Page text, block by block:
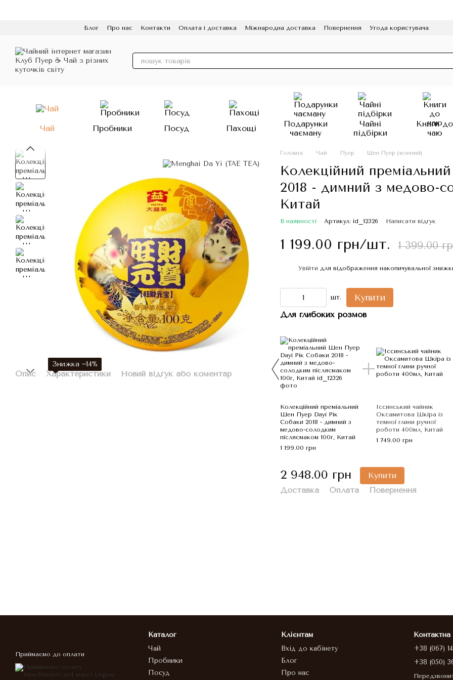
Блог Про нас Контакти Оплата і доставка Міжнародна доставка Повернення
Угода користувача
Чай Пробники Посуд Пахощі
Подарунки
чаєману
Чайні
підбірки
Книги до
чаю
Знижка −14%
Опис Характеристики Новий відгук або коментар
Головна Чай Пуер Шен Пуер (зелений)
Колекційний
2018 - димний з медово-
Китай
В наявності Артикул: id_12326 Написати відгук
1 199.00 грн/шт. 1 399.00
Увійти для відображення накопичувальної
шт. Купити
Для глибоких розмов
Колекційний преміальний
Шен Пуер Dayi Рік
Собаки 2018 - димний з
медово-солодким
післясмаком 100г, Китай
1 199.00 грн
Іссинський чайник
Оксамитова Шкіра із
темної глини ручної
роботи 400мл, Китай
1 749.00 грн
2 948.00 грн Купити
Доставка Оплата Повернення
Приймаємо до оплати
Каталог
Чай
Пробники
Посуд
Клієнтам
Вхід до кабінету
Блог
Про нас
+38 (067)
+38 (050)